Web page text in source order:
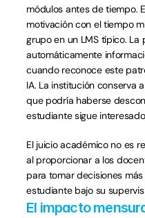
módulos antes de tiempo.
motivación con el tiempo
grupo en un LMS típico.
automáticamente
cuando reconoce este
IA. La institución conserva
que podría haberse
estudiante sigue
El juicio académico no es
al proporcionar a los
para tomar decisiones
estudiante bajo su
El impacto